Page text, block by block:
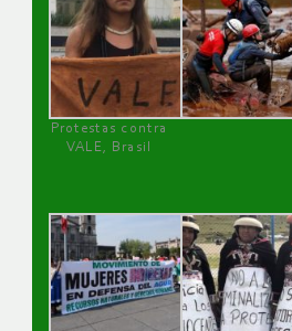
Protestas contra
VALE, Brasil